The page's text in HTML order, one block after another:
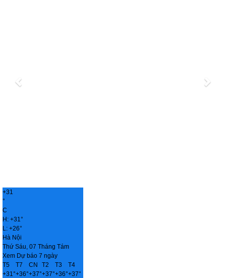
+31
°
C
H: +31°
L: +26°
Hà Nội
Thứ Sáu, 07 Tháng Tám
Xem Dự báo 7 ngày
T5
T7 CN T2 T3
T4
+31°+36°+37°+37°+36°+37°